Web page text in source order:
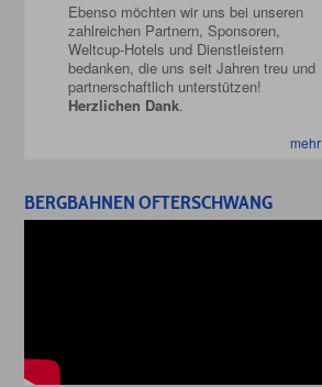
Ebenso möchten wir uns bei unseren
zahlreichen Partnern, Sponsoren,
Weltcup-Hotels und Dienstleistern
bedanken, die uns seit Jahren treu und
partnerschaftlich unterstützen!
Herzlichen Dank.
mehr
BERGBAHNEN OFTERSCHWANG